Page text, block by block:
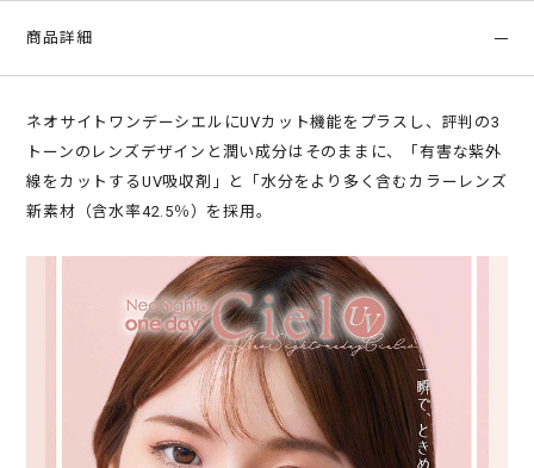
商品詳細
ネオサイトワンデーシエルにUVカット機能をプラスし、評判の3
トーンのレンズデザインと潤い成分はそのままに、「有害な紫外
線をカットするUV吸収剤」と「水分をより多く含むカラーレンズ
新素材（含水率42.5％）を採用。